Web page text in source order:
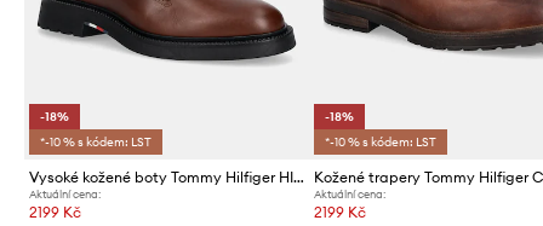
-18%
*-10 % s kódem: LST
Vysoké kožené boty Tommy Hilfiger HILFIGER COMFORT LWT LTH BOOT
Aktuální cena:
2199 Kč
-18%
*-10 % s kódem: LST
Aktuální cena:
2199 Kč